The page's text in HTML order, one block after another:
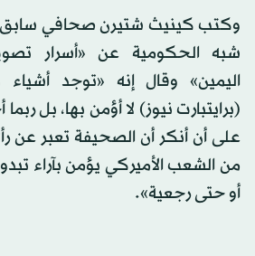
وكتب كينيث شتيرن صحافي سابق
شبه الحكومية عن «أسرار
اليمين» وقال إنه «توجد
(برايتبارت نيوز) لا أؤمن بها، بل
على أن أنكر أن الصحيفة تعبر عن
من الشعب الأميركي يؤمن بآراء تبدو
أو حتى رجعية».